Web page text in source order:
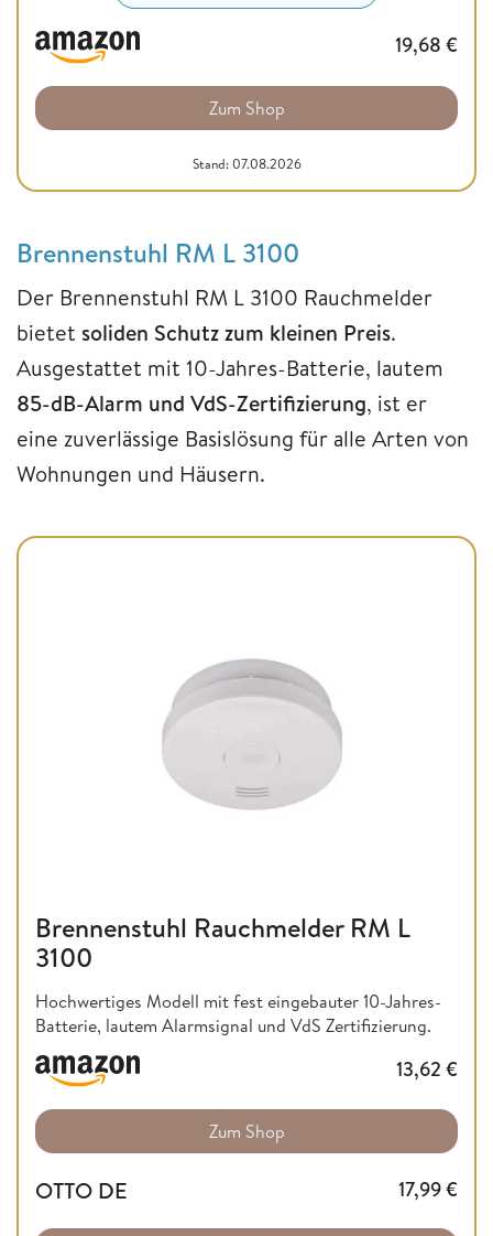
19,68 €
Zum Shop
Stand: 07.08.2026
Brennenstuhl RM L 3100
Der Brennenstuhl RM L 3100 Rauchmelder
bietet soliden Schutz zum kleinen Preis.
Ausgestattet mit 10-Jahres-Batterie, lautem
85-dB-Alarm und VdS-Zertifizierung, ist er
eine zuverlässige Basislösung für alle Arten von
Wohnungen und Häusern.
Brennenstuhl Rauchmelder RM L
3100
Hochwertiges Modell mit fest eingebauter 10-Jahres-
Batterie, lautem Alarmsignal und VdS Zertifizierung.
13,62 €
Zum Shop
OTTO DE 17,99€